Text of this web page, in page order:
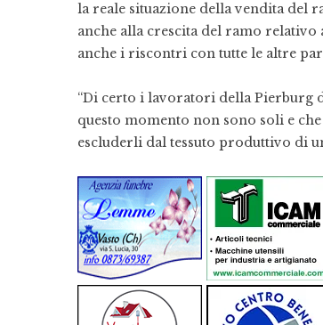
la reale situazione della vendita del
anche alla crescita del ramo relativo
anche i riscontri con tutte le altre
“Di certo i lavoratori della Pierburg
questo momento non sono soli e
escluderli dal tessuto produttivo di